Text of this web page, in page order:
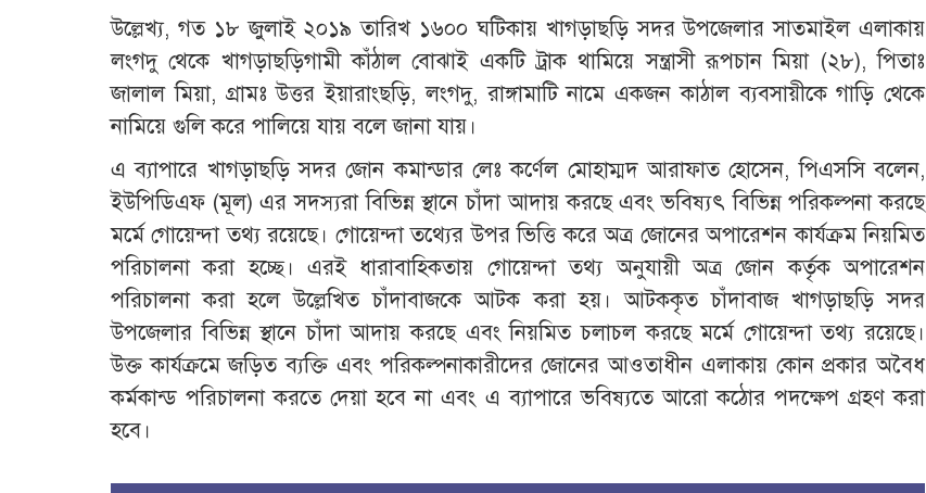
উল্লেখ্য, গত ১৮ জুলাই ২০১৯ তারিখ ১৬০০ ঘটিকায় খাগড়াছড়ি সদর উপজেলার সাতমাইল এলাকায়
লংগদু থেকে খাগড়াছড়িগামী কাঁঠাল বোঝাই একটি ট্রাক থামিয়ে সন্ত্রাসী রূপচান মিয়া (২৮), পিতাঃ
জালাল মিয়া, গ্রামঃ উত্তর ইয়ারাংছড়ি, লংগদু, রাঙ্গামাটি নামে একজন কাঠাল ব্যবসায়ীকে গাড়ি থেকে
নামিয়ে গুলি করে পালিয়ে যায় বলে জানা যায়।
এ ব্যাপারে খাগড়াছড়ি সদর জোন কমান্ডার লেঃ কর্ণেল মোহাম্মদ আরাফাত হোসেন, পিএসসি বলেন,
ইউপিডিএফ (মূল) এর সদস্যরা বিভিন্ন স্থানে চাঁদা আদায় করছে এবং ভবিষ্যৎ বিভিন্ন পরিকল্পনা করছে
মর্মে গোয়েন্দা তথ্য রয়েছে। গোয়েন্দা তথ্যের উপর ভিত্তি করে অত্র জোনের অপারেশন কার্যক্রম নিয়মিত
পরিচালনা করা হচ্ছে। এরই ধারাবাহিকতায় গোয়েন্দা তথ্য অনুযায়ী অত্র জোন কর্তৃক অপারেশন
পরিচালনা করা হলে উল্লেখিত চাঁদাবাজকে আটক করা হয়। আটককৃত চাঁদাবাজ খাগড়াছড়ি সদর
উপজেলার বিভিন্ন স্থানে চাঁদা আদায় করছে এবং নিয়মিত চলাচল করছে মর্মে গোয়েন্দা তথ্য রয়েছে।
উক্ত কার্যক্রমে জড়িত ব্যক্তি এবং পরিকল্পনাকারীদের জোনের আওতাধীন এলাকায় কোন প্রকার অবৈধ
কর্মকান্ড পরিচালনা করতে দেয়া হবে না এবং এ ব্যাপারে ভবিষ্যতে আরো কঠোর পদক্ষেপ গ্রহণ করা
হবে।